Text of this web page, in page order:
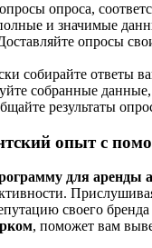
опроса,
и значимые
опросы
собирайте ответы
собранные
результаты
опыт с
для аренды
своего
, поможет вам